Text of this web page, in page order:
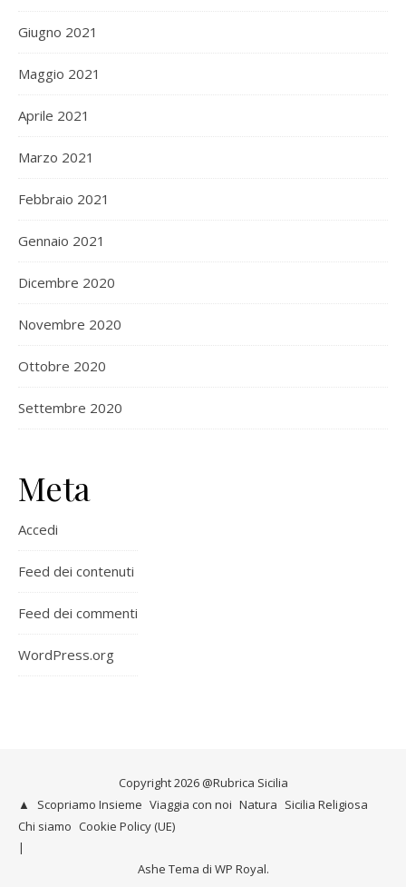
Giugno 2021
Maggio 2021
Aprile 2021
Marzo 2021
Febbraio 2021
Gennaio 2021
Dicembre 2020
Novembre 2020
Ottobre 2020
Settembre 2020
Meta
Accedi
Feed dei contenuti
Feed dei commenti
WordPress.org
Copyright 2026 @Rubrica Sicilia
▲
Scopriamo Insieme Viaggia con noi Natura Sicilia Religiosa
Chi siamo Cookie Policy (UE)
Ashe Tema di WP Royal.